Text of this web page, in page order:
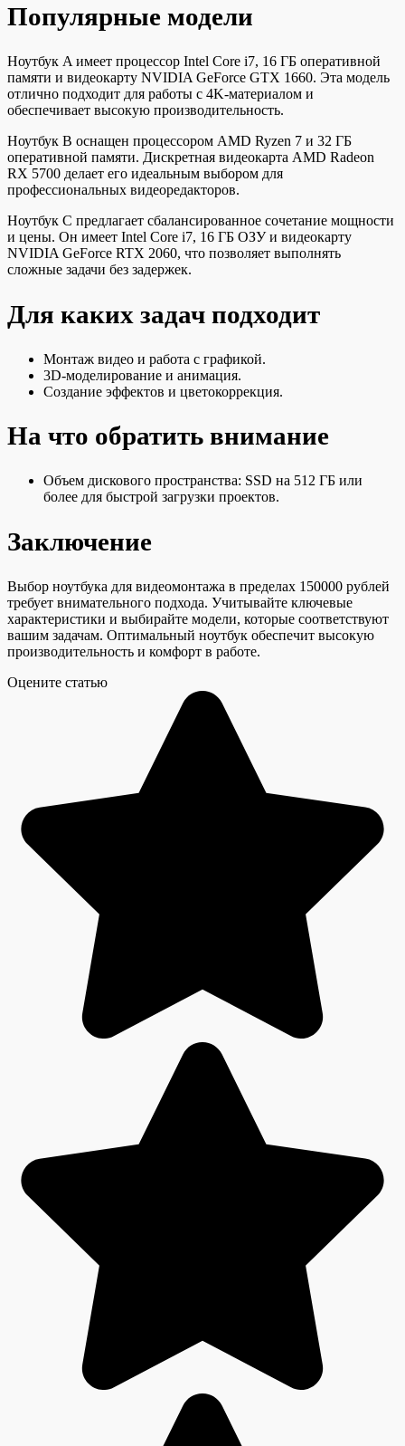
Популярные модели
Ноутбук A имеет процессор Intel Core i7, 16 ГБ оперативной
памяти и видеокарту NVIDIA GeForce GTX 1660. Эта модель
отлично подходит для работы с 4K-материалом и
обеспечивает высокую производительность.
Ноутбук B оснащен процессором AMD Ryzen 7 и 32 ГБ
оперативной памяти. Дискретная видеокарта AMD Radeon
RX 5700 делает его идеальным выбором для
профессиональных видеоредакторов.
Ноутбук C предлагает сбалансированное сочетание мощности
и цены. Он имеет Intel Core i7, 16 ГБ ОЗУ и видеокарту
NVIDIA GeForce RTX 2060, что позволяет выполнять
сложные задачи без задержек.
Для каких задач подходит
Монтаж видео и работа с графикой.
3D-моделирование и анимация.
Создание эффектов и цветокоррекция.
На что обратить внимание
Объем дискового пространства: SSD на 512 ГБ или
более для быстрой загрузки проектов.
Заключение
Выбор ноутбука для видеомонтажа в пределах 150000 рублей
требует внимательного подхода. Учитывайте ключевые
характеристики и выбирайте модели, которые соответствуют
вашим задачам. Оптимальный ноутбук обеспечит высокую
производительность и комфорт в работе.
Оцените статью